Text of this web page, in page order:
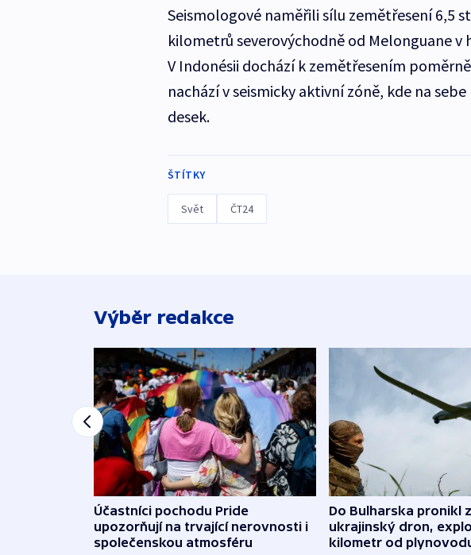
Seismologové naměřili sílu zemětřesení 6,5
kilometrů severovýchodně od Melonguane
V Indonésii dochází k zemětřesením
nachází v seismicky aktivní zóně, kde na
desek.
ŠTÍTKY
Svět ČT24
Výběr redakce
Účastníci pochodu Pride
upozorňují na trvající nerovnosti i
společenskou atmosféru
Do Bulharska pronikl
ukrajinský dron,
kilometr od